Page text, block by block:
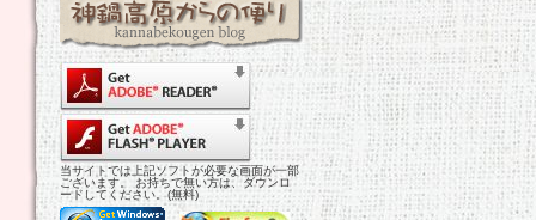
当サイトでは上記ソフトが必要な画面が一部
ございます。 お持ちで無い方は、ダウンロ
ードしてください。(無料)